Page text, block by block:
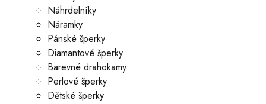
Náhrdelníky
Náramky
Pánské šperky
Diamantové šperky
Barevné drahokamy
Perlové šperky
Dětské šperky